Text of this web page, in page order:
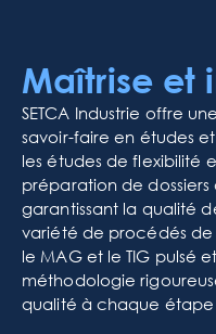
Maîtrise et
SETCA Industrie offre
savoir-faire en études
les études de flexibilité
préparation de
garantissant la qualité
variété de procédés de
le MAG et le TIG pulsé
méthodologie
qualité à chaque